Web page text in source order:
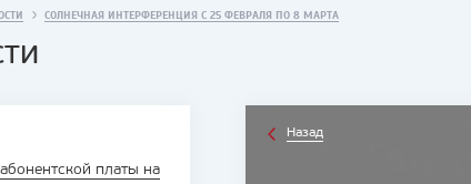
СОЛНЕЧНАЯ ИНТЕРФЕРЕНЦИЯ С 25 ФЕВРАЛЯ ПО 8 МАРТА
платы на
Назад